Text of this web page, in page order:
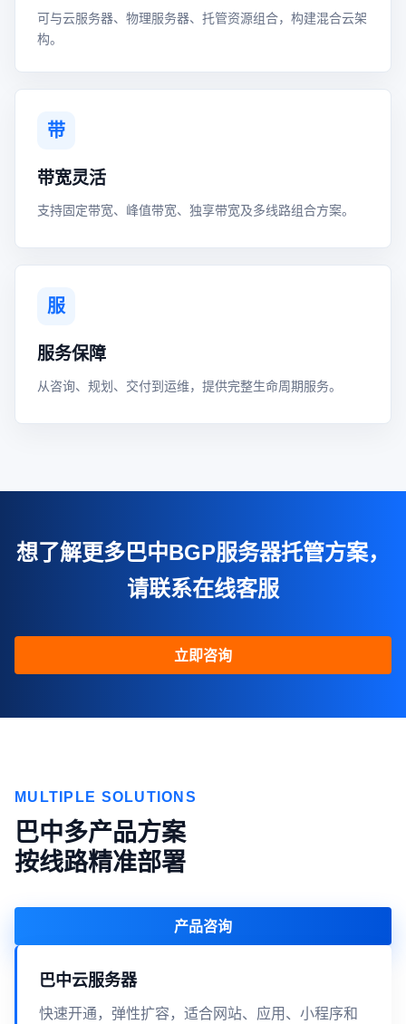
可与云服务器、物理服务器、托管资源组合，构建混合云架
构。
带
带宽灵活
支持固定带宽、峰值带宽、独享带宽及多线路组合方案。
服
服务保障
从咨询、规划、交付到运维，提供完整生命周期服务。
想了解更多巴中BGP服务器托管方案，
请联系在线客服
立即咨询
MULTIPLE SOLUTIONS
巴中多产品方案
按线路精准部署
产品咨询
巴中云服务器
快速开通，弹性扩容，适合网站、应用、小程序和